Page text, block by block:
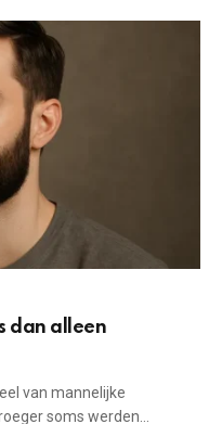
dan alleen
van mannelijke
soms werden…